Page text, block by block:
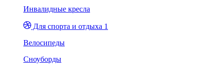
Инвалидные кресла
Для спорта и отдыха 1
Велосипеды
Сноуборды